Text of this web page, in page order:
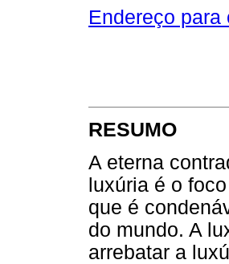
Endereço
RESUMO
A eterna
luxúria é o
que é
do mundo. A
arrebatar a